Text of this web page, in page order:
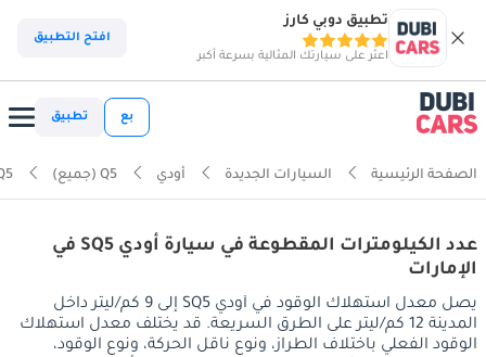
تطبيق دوبي كارز
اعثر على سيارتك المثالية بسرعة أكبر
افتح التطبيق
بع تطبيق
الصفحة الرئيسية السيارات الجديدة أودي Q5 (جميع)
عدد الكيلومترات المقطوعة في سيارة أودي SQ5 في
الإمارات
يصل معدل استهلاك الوقود في أودي SQ5 إلى 9 كم/ليتر داخل
المدينة 12 كم/ليتر على الطرق السريعة. قد يختلف معدل استهلاك
الوقود الفعلي باختلاف الطراز، ونوع ناقل الحركة، ونوع الوقود،